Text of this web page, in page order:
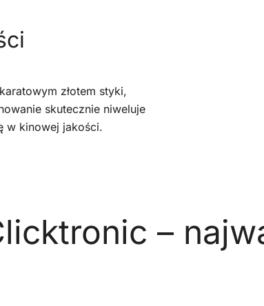
złotem styki,
skutecznie niweluje
w kinowej jakości.
–